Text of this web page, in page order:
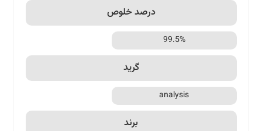
درصد خلوص
99.5%
گرید
analysis
برند